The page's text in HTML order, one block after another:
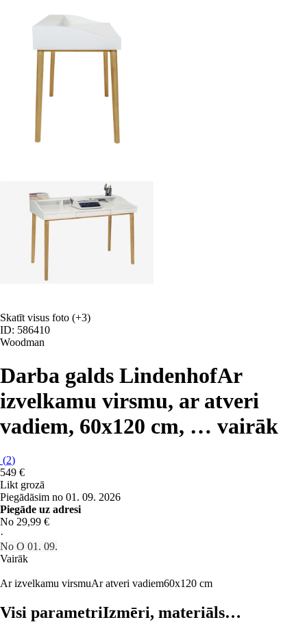
Skatīt visus foto (+3)
ID: 586410
Woodman
Darba galds LindenhofAr
izvelkamu virsmu, ar atveri
vadiem, 60x120 cm, … vairāk
(2)
549 €
Likt grozā
Piegādāsim no 01. 09. 2026
Piegāde uz adresi
No 29,99 €
·
No O 01. 09.
Vairāk
Ar izvelkamu virsmuAr atveri vadiem60x120 cm
Visi parametriIzmēri, materiāls…